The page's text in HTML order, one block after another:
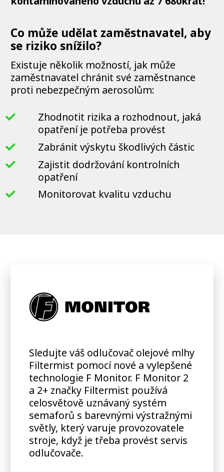
Co může udělat zaměstnavatel, aby
se riziko snížilo?
Existuje několik možností, jak může
zaměstnavatel chránit své zaměstnance
proti nebezpečným aerosolům:
Zhodnotit rizika a rozhodnout, jaká
opatření je potřeba provést
Zabránit výskytu škodlivých částic
Zajistit dodržování kontrolních
opatření
Monitorovat kvalitu vzduchu
Sledujte váš odlučovač olejové mlhy
Filtermist pomocí nové a vylepšené
technologie F Monitor. F Monitor 2
a 2+ značky Filtermist používá
celosvětově uznávaný systém
semaforů s barevnými výstražnými
světly, který varuje provozovatele
stroje, když je třeba provést servis
odlučovače.